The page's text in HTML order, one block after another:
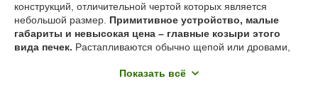
конструкций, отличительной чертой которых является
небольшой размер. Примитивное устройство, малые
габариты и невысокая цена – главные козыри этого
вида печек. Растапливаются обычно щепой или дровами,
реактивной тяги. Изготавливаются обычно из листового
Показать всё